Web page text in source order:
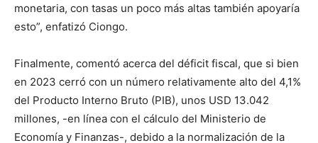
monetaria, con tasas un poco más altas también apoyaría
esto”, enfatizó Ciongo.
Finalmente, comentó acerca del déficit fiscal, que si bien
en 2023 cerró con un número relativamente alto del 4,1%
del Producto Interno Bruto (PIB), unos USD 13.042
millones, -en línea con el cálculo del Ministerio de
Economía y Finanzas-, debido a la normalización de la